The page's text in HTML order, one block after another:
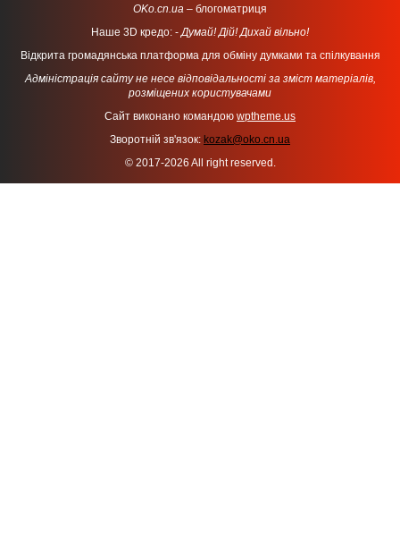
OKo.cn.ua – блогоматриця
Наше 3D кредо: -Думай! Дій! Дихай вільно!
Відкрита громадянська платформа для обміну думками та спілкування
Адміністрація сайту не несе відповідальності за зміст матеріалів,
розміщених користувачами
Сайт виконано командою wptheme.us
Зворотній зв'язок: kozak@oko.cn.ua
© 2017-2026 All right reserved.